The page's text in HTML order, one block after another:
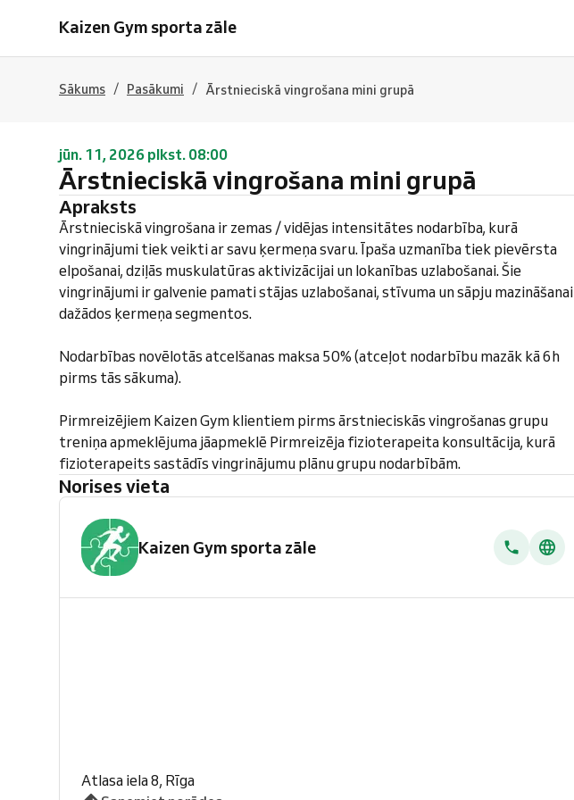
Kaizen Gym sporta zāle
Sākums / Pasākumi / Ārstnieciskā vingrošana mini grupā
jūn. 11, 2026 plkst. 08:00
Ārstnieciskā vingrošana mini grupā
Apraksts
Ārstnieciskā vingrošana ir zemas / vidējas intensitātes nodarbība, kurā
vingrinājumi tiek veikti ar savu ķermeņa svaru. Īpaša uzmanība tiek pievērsta
elpošanai, dziļās muskulatūras aktivizācijai un lokanības uzlabošanai. Šie
vingrinājumi ir galvenie pamati stājas uzlabošanai, stīvuma un sāpju mazināšanai
dažādos ķermeņa segmentos.
Nodarbības novēlotās atcelšanas maksa 50% (atceļot nodarbību mazāk kā 6h
pirms tās sākuma).
Pirmreizējiem Kaizen Gym klientiem pirms ārstnieciskās vingrošanas grupu
treniņa apmeklējuma jāapmeklē Pirmreizēja fizioterapeita konsultācija, kurā
fizioterapeits sastādīs vingrinājumu plānu grupu nodarbībām.
Norises vieta
Kaizen Gym sporta zāle
Atlasa iela 8, Rīga